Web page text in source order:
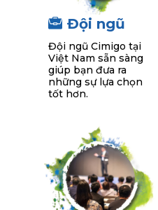
Đội ngũ
Đội ngũ Cimigo tại
Việt Nam sẵn sàng
giúp bạn đưa ra
những sự lựa chọn
tốt hơn.